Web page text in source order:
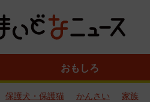
おもしろ
保護犬・保護猫 かんさい 家族